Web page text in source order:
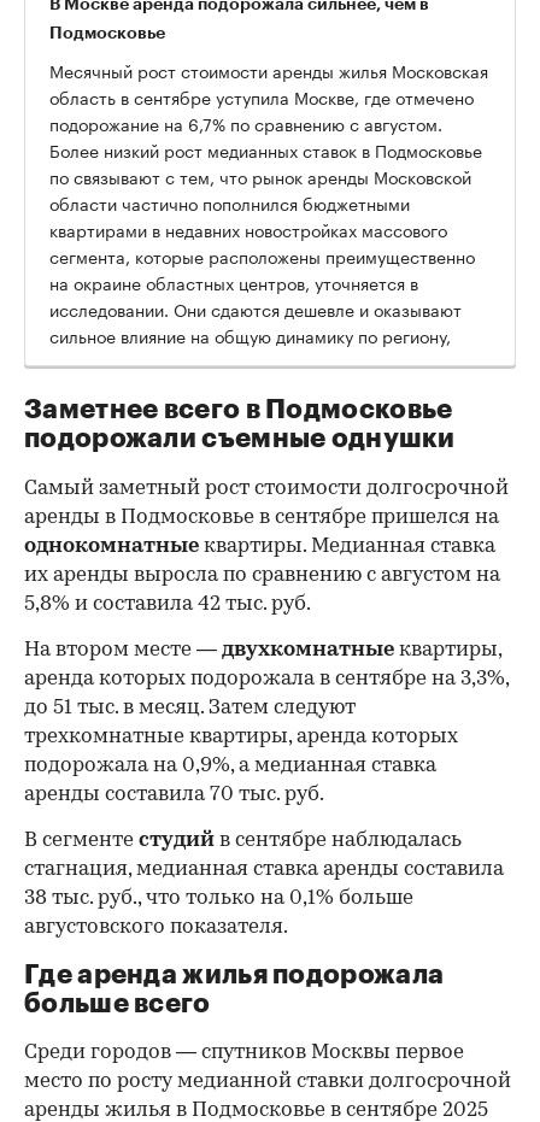
Подмосковье
Месячный рост стоимости аренды жилья Московская
область в сентябре уступила Москве, где отмечено
подорожание на 6,7% по сравнению с августом.
Более низкий рост медианных ставок в Подмосковье
по связывают с тем, что рынок аренды Московской
области частично пополнился бюджетными
квартирами в недавних новостройках массового
сегмента, которые расположены преимущественно
на окраине областных центров, уточняется в
исследовании. Они сдаются дешевле и оказывают
сильное влияние на общую динамику по региону,
Заметнее всего в Подмосковье
подорожали съемные однушки
Самый заметный рост стоимости долгосрочной
аренды в Подмосковье в сентябре пришелся на
однокомнатные квартиры. Медианная ставка
их аренды выросла по сравнению с августом на
5,8% и составила 42 тыс. руб.
На втором месте — двухкомнатные квартиры,
аренда которых подорожала в сентябре на 3,3%,
до 51 тыс. в месяц. Затем следуют
трехкомнатные квартиры, аренда которых
подорожала на 0,9%, а медианная ставка
аренды составила 70 тыс. руб.
В сегменте студий в сентябре наблюдалась
стагнация, медианная ставка аренды составила
38 тыс. руб., что только на 0,1% больше
августовского показателя.
Где аренда жилья подорожала
больше всего
Среди городов — спутников Москвы первое
место по росту медианной ставки долгосрочной
аренды жилья в Подмосковье в сентябре 2025